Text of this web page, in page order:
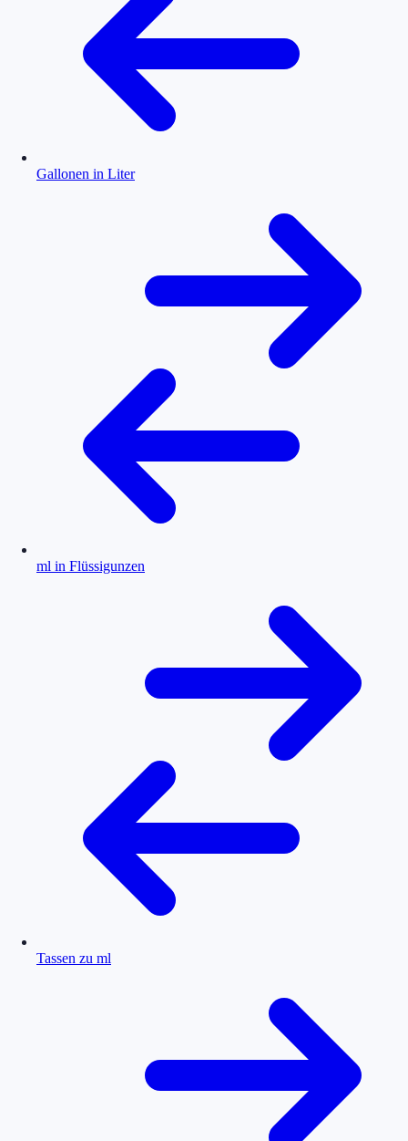
Gallonen in Liter
ml in Flüssigunzen
Tassen zu ml